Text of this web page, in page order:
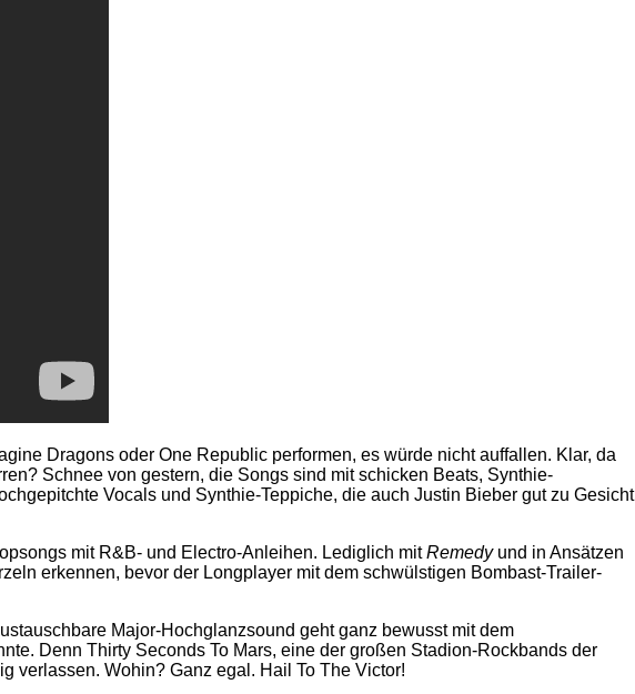
Dragons oder One Republic performen, es würde nicht auffallen. Klar, da
Schnee von gestern, die Songs sind mit schicken Beats, Synthie-
Vocals und Synthie-Teppiche, die auch Justin Bieber gut zu Gesicht
mit R&B- und Electro-Anleihen. Lediglich mitRemedyund in Ansätzen
erkennen, bevor der Longplayer mit dem schwülstigen Bombast-Trailer-
Major-Hochglanzsound geht ganz bewusst mit dem
Denn Thirty Seconds To Mars, eine der großen Stadion-Rockbands der
verlassen. Wohin? Ganz egal. Hail To The Victor!